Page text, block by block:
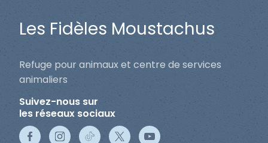
Les Fidèles Moustachus
Refuge pour animaux et centre de services
animaliers
Suivez-nous sur
les réseaux sociaux